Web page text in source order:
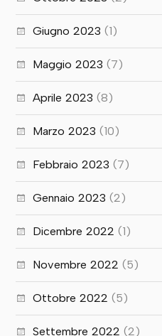
Giugno 2023 (1)
Maggio 2023 (7)
Aprile 2023 (8)
Marzo 2023 (10)
Febbraio 2023 (7)
Gennaio 2023 (2)
Dicembre 2022 (1)
Novembre 2022 (5)
Ottobre 2022 (5)
Settembre 2022 (2)